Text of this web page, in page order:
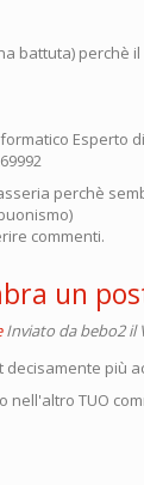
battuta) perchè
Esperto
perchè
commenti.
un
Inviato dabebo2il
più
nell'altro TUO